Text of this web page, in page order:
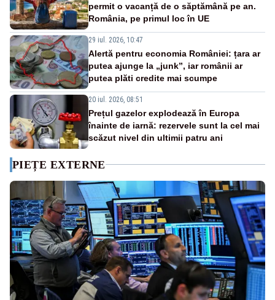
permit o vacanță de o săptămână pe an.
România, pe primul loc în UE
29 iul. 2026, 10:47
Alertă pentru economia României: țara ar
putea ajunge la „junk”, iar românii ar
putea plăti credite mai scumpe
20 iul. 2026, 08:51
Prețul gazelor explodează în Europa
înainte de iarnă: rezervele sunt la cel mai
scăzut nivel din ultimii patru ani
PIEȚE EXTERNE